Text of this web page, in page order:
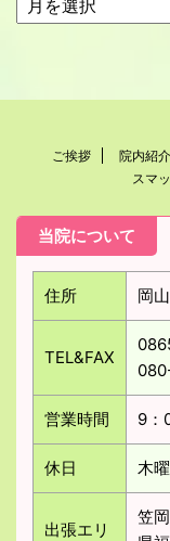
ご挨拶 院内紹介
スマ
当院について
住所 岡
TEL&FAX
営業時間 9：
休日 木
出張エリ
笠